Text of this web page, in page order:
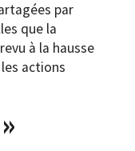
par
que la
à la hausse
actions